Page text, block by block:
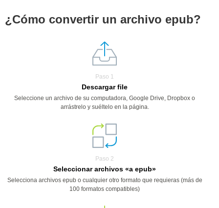
¿Cómo convertir un archivo epub?
Paso 1
Descargar file
Seleccione un archivo de su computadora, Google Drive, Dropbox o
arrástrelo y suéltelo en la página.
Paso 2
Seleccionar archivos «a epub»
Selecciona archivos epub o cualquier otro formato que requieras (más de
100 formatos compatibles)